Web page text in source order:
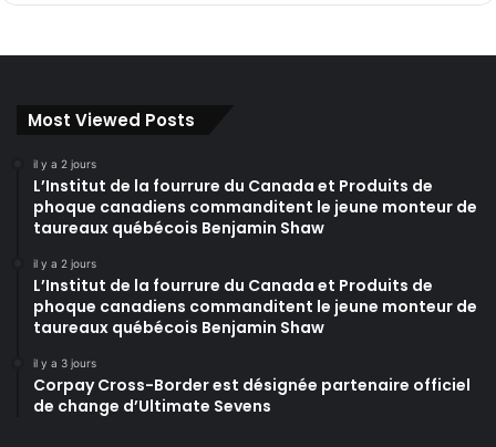
Most Viewed Posts
il y a 2 jours
L’Institut de la fourrure du Canada et Produits de
phoque canadiens commanditent le jeune monteur de
taureaux québécois Benjamin Shaw
il y a 2 jours
L’Institut de la fourrure du Canada et Produits de
phoque canadiens commanditent le jeune monteur de
taureaux québécois Benjamin Shaw
il y a 3 jours
Corpay Cross-Border est désignée partenaire officiel
de change d’Ultimate Sevens